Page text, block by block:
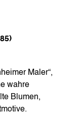
Maler“,
wahre
Blumen,